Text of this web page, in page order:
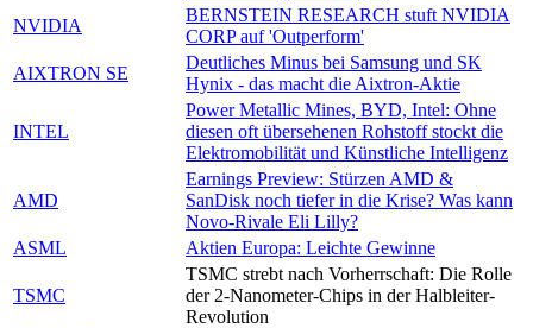
NVIDIA
BERNSTEIN RESEARCH stuft NVIDIA
CORP auf 'Outperform'
AIXTRON SE
Deutliches Minus bei Samsung und SK
Hynix - das macht die Aixtron-Aktie
INTEL
Power Metallic Mines, BYD, Intel: Ohne
diesen oft übersehenen Rohstoff stockt die
Elektromobilität und Künstliche Intelligenz
AMD
Earnings Preview: Stürzen AMD &
SanDisk noch tiefer in die Krise? Was kann
Novo-Rivale Eli Lilly?
ASML
Aktien Europa: Leichte Gewinne
TSMC
TSMC strebt nach Vorherrschaft: Die Rolle
der 2-Nanometer-Chips in der Halbleiter-
Revolution